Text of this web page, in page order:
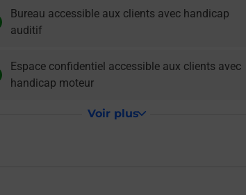
Bureau accessible aux clients avec handicap
auditif
Espace confidentiel accessible aux clients avec
handicap moteur
Voir plus